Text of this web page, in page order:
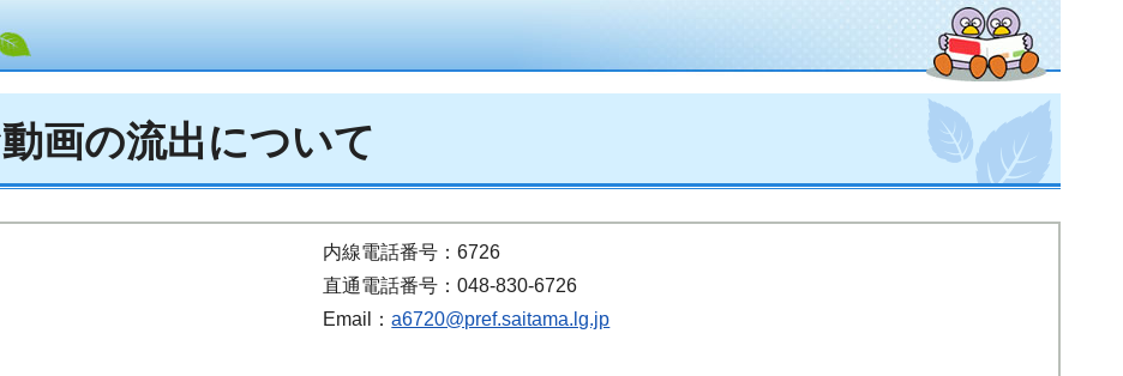
画の流出について
内線電話番号：6726
直通電話番号：048-830-6726
Email：a6720@pref.saitama.lg.jp